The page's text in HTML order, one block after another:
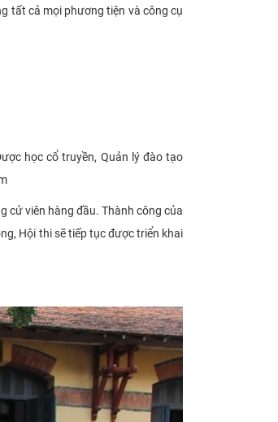
tất cả mọi phương tiện và công cụ
học cổ truyền, Quản lý đào tạo
cử viên hàng đầu. Thành công của
Hội thi sẽ tiếp tục được triển khai